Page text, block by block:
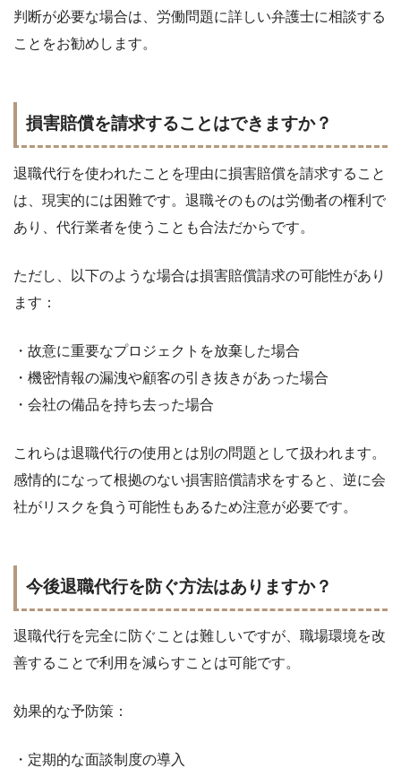
判断が必要な場合は、労働問題に詳しい弁護士に相談する
ことをお勧めします。
損害賠償を請求することはできますか？
退職代行を使われたことを理由に損害賠償を請求すること
は、現実的には困難です。退職そのものは労働者の権利で
あり、代行業者を使うことも合法だからです。
ただし、以下のような場合は損害賠償請求の可能性があり
ます：
・故意に重要なプロジェクトを放棄した場合
・機密情報の漏洩や顧客の引き抜きがあった場合
・会社の備品を持ち去った場合
これらは退職代行の使用とは別の問題として扱われます。
感情的になって根拠のない損害賠償請求をすると、逆に会
社がリスクを負う可能性もあるため注意が必要です。
今後退職代行を防ぐ方法はありますか？
退職代行を完全に防ぐことは難しいですが、職場環境を改
善することで利用を減らすことは可能です。
効果的な予防策：
・定期的な面談制度の導入